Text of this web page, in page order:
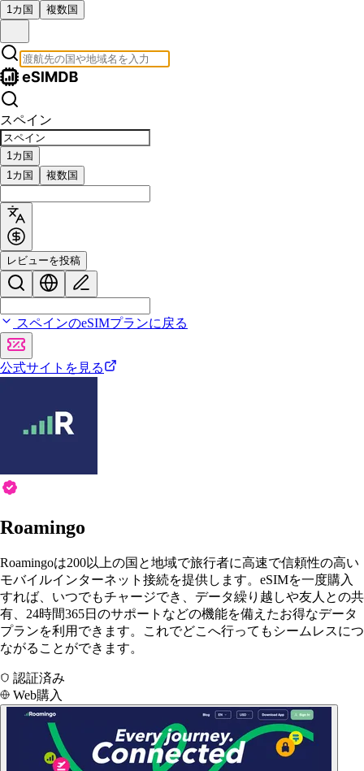
1カ国 複数国
スペイン
1カ国
1カ国
複数国
レビューを投稿
スペインのeSIMプランに戻る
公式サイトを見る
Roamingo
Roamingoは200以上の国と地域で旅行者に高速で信頼性の高い
モバイルインターネット接続を提供します。eSIMを一度購入
すれば、いつでもチャージでき、データ繰り越しや友人との共
有、24時間365日のサポートなどの機能を備えたお得なデータ
プランを利用できます。これでどこへ行ってもシームレスにつ
ながることができます。
認証済み
Web購入